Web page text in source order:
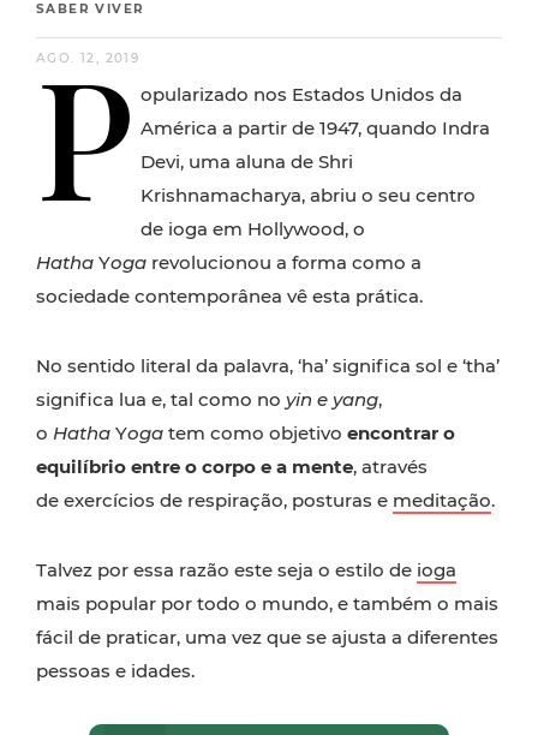
SABER VIVER
AGO. 12, 2019
P opularizado nos Estados Unidos da
América a partir de 1947, quando Indra
Devi, uma aluna de Shri
Krishnamacharya, abriu o seu centro
de ioga em Hollywood, o
Hatha Yoga revolucionou a forma como a
sociedade contemporânea vê esta prática.
No sentido literal da palavra, ‘ha’ significa sol e ‘tha’
significa lua e, tal como no yin e yang,
o Hatha Yoga tem como objetivo encontrar o
equilíbrio entre o corpo e a mente, através
de exercícios de respiração, posturas e meditação.
Talvez por essa razão este seja o estilo de ioga
mais popular por todo o mundo, e também o mais
fácil de praticar, uma vez que se ajusta a diferentes
pessoas e idades.